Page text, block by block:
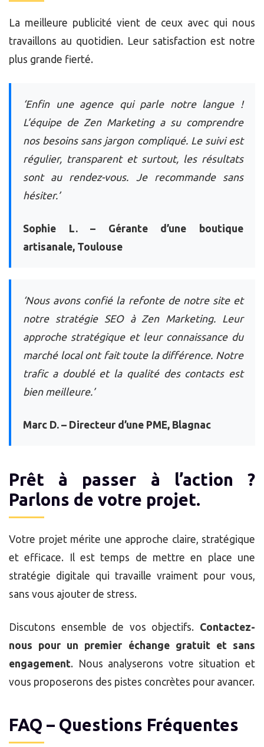
La meilleure publicité vient de ceux avec qui nous
travaillons au quotidien. Leur satisfaction est notre
plus grande fierté.
‘Enfin une agence qui parle notre langue !
L’équipe de Zen Marketing a su comprendre
nos besoins sans jargon compliqué. Le suivi est
régulier, transparent et surtout, les résultats
sont au rendez-vous. Je recommande sans
hésiter.’
Sophie L. – Gérante d’une boutique
artisanale, Toulouse
‘Nous avons confié la refonte de notre site et
notre stratégie SEO à Zen Marketing. Leur
approche stratégique et leur connaissance du
marché local ont fait toute la différence. Notre
trafic a doublé et la qualité des contacts est
bien meilleure.’
Marc D. – Directeur d’une PME, Blagnac
Prêt à passer à l’action ?
Parlons de votre projet.
Votre projet mérite une approche claire, stratégique
et efficace. Il est temps de mettre en place une
stratégie digitale qui travaille vraiment pour vous,
sans vous ajouter de stress.
Discutons ensemble de vos objectifs. Contactez-
nous pour un premier échange gratuit et sans
engagement. Nous analyserons votre situation et
vous proposerons des pistes concrètes pour avancer.
FAQ – Questions Fréquentes